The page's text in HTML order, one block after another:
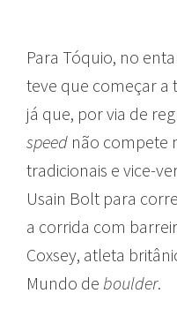
Para Tóquio, no
teve que começar a
já que, por via de
speed não compete
tradicionais e vice-
Usain Bolt para
a corrida com
Coxsey, atleta
Mundo de boulder.